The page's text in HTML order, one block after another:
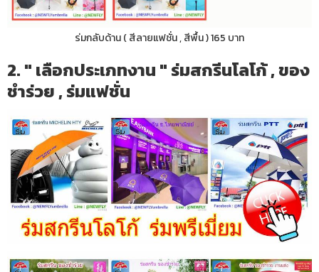
ร่มกลับด้าน ( สีลายแฟชั่น , สีพื้น ) 165 บาท
2. " เลือกประเภทงาน " ร่มสกรีนโลโก้ , ของ
ชำร่วย , ร่มแฟชั่น